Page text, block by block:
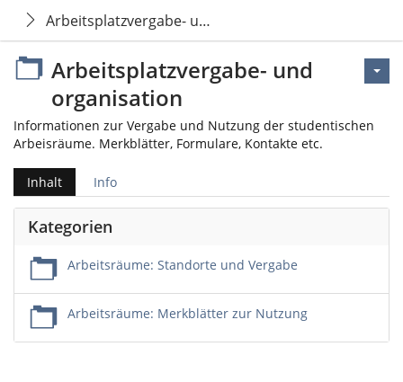
Arbeitsplatzvergabe- und organisation
Arbeitsplatzvergabe- und
organisation
Informationen zur Vergabe und Nutzung der studentischen
Arbeisräume. Merkblätter, Formulare, Kontakte etc.
Inhalt Info
Kategorien
Arbeitsräume: Standorte und Vergabe
Arbeitsräume: Merkblätter zur Nutzung